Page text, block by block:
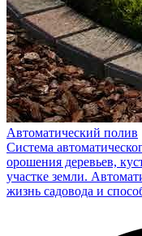
Автоматический полив
Система
орошения деревьев,
участке земли.
жизнь садовода и